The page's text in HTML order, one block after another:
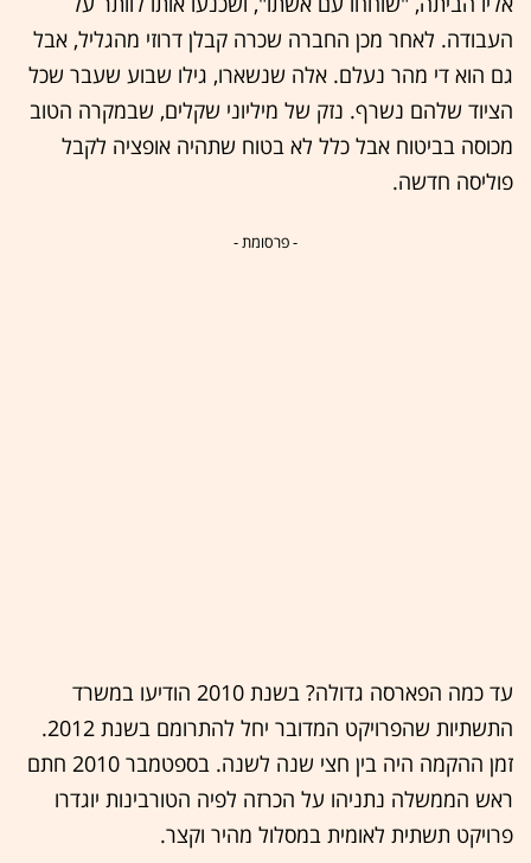
העבודה. לאחר מכן החברה שכרה קבלן דרוזי מהגליל, אבל
גם הוא די מהר נעלם. אלה שנשארו, גילו שבוע שעבר שכל
הציוד שלהם נשרף. נזק של מיליוני שקלים, שבמקרה הטוב
מכוסה בביטוח אבל כלל לא בטוח שתהיה אופציה לקבל
פוליסה חדשה.
- פרסומת -
עד כמה הפארסה גדולה? בשנת 2010 הודיעו במשרד
התשתיות שהפרויקט המדובר יחל להתרומם בשנת 2012.
זמן ההקמה היה בין חצי שנה לשנה. בספטמבר 2010 חתם
ראש הממשלה נתניהו על הכרזה לפיה הטורבינות יוגדרו
פרויקט תשתית לאומית במסלול מהיר וקצר.